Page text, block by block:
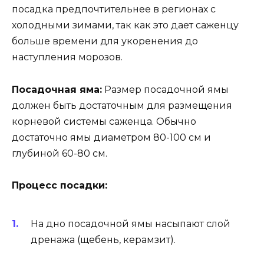
посадка предпочтительнее в регионах с
холодными зимами, так как это дает саженцу
больше времени для укоренения до
наступления морозов.
Посадочная яма: Размер посадочной ямы
должен быть достаточным для размещения
корневой системы саженца. Обычно
достаточно ямы диаметром 80-100 см и
глубиной 60-80 см.
Процесс посадки:
На дно посадочной ямы насыпают слой
дренажа (щебень, керамзит).